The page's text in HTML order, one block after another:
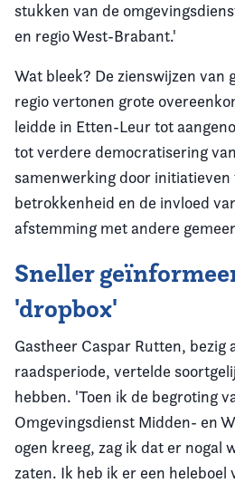
stukken van de
en regio West-Brabant.'
Wat bleek? De zienswijzen van
regio vertonen grote
leidde in Etten-Leur tot
tot verdere democratisering
samenwerking door initiatieven
betrokkenheid en de invloed
afstemming met andere
Sneller
'dropbox'
Gastheer Caspar Rutten, bezig
raadsperiode, vertelde
hebben. 'Toen ik de begroting
Omgevingsdienst Midden- en
ogen kreeg, zag ik dat er nogal
zaten. Ik heb ik er een heleboel